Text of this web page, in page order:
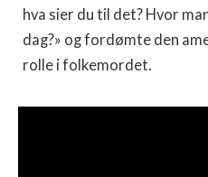
hva sier du til det? Hvor
dag?» og fordømte den
rolle i folkemordet.